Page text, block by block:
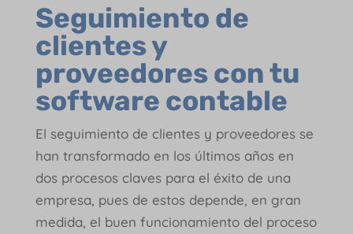
Seguimiento de
clientes y
proveedores con tu
software contable
El seguimiento de clientes y proveedores se
han transformado en los últimos años en
dos procesos claves para el éxito de una
empresa, pues de estos depende, en gran
medida, el buen funcionamiento del proceso